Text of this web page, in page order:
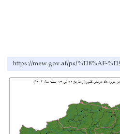
https://mew.gov.af/ps/%D8%AF-